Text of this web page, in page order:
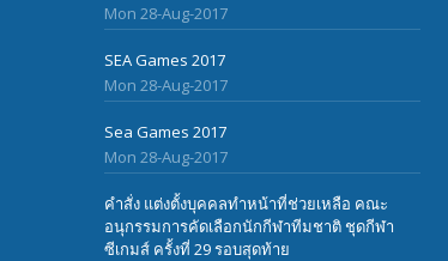
Mon 28-Aug-2017
SEA Games 2017
Mon 28-Aug-2017
Sea Games 2017
Mon 28-Aug-2017
คำสั่ง แต่งตั้งบุคคลทำหน้าที่ช่วยเหลือ คณะ
อนุกรรมการคัดเลือกนักกีฬาทีมชาติ ชุดกีฬา
ซีเกมส์ ครั้งที่ 29 รอบสุดท้าย